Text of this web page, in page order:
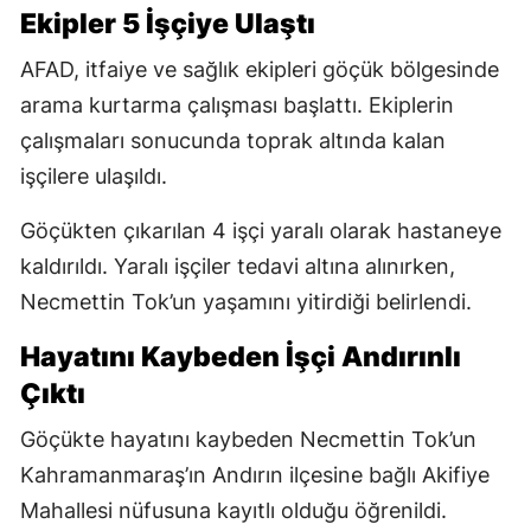
Ekipler 5 İşçiye Ulaştı
AFAD, itfaiye ve sağlık ekipleri göçük bölgesinde
arama kurtarma çalışması başlattı. Ekiplerin
çalışmaları sonucunda toprak altında kalan
işçilere ulaşıldı.
Göçükten çıkarılan 4 işçi yaralı olarak hastaneye
kaldırıldı. Yaralı işçiler tedavi altına alınırken,
Necmettin Tok’un yaşamını yitirdiği belirlendi.
Hayatını Kaybeden İşçi Andırınlı
Çıktı
Göçükte hayatını kaybeden Necmettin Tok’un
Kahramanmaraş’ın Andırın ilçesine bağlı Akifiye
Mahallesi nüfusuna kayıtlı olduğu öğrenildi.